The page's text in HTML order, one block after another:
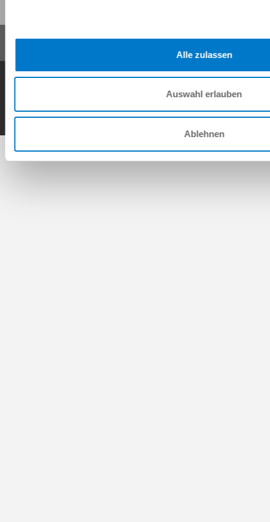
Alle zulassen
Auswahl erlauben
Ablehnen
General Terms and Conditions Data Protection Policy Imprint Contact
Copyright © ZIMMER GROUP 2026